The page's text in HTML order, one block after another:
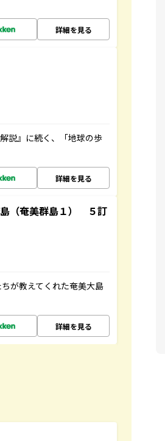
詳細を見る
説』に続く、「地球の歩
詳細を見る
（奄美群島１） ５訂
が教えてくれた奄美大島
詳細を見る